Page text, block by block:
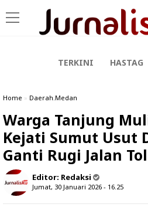
TERKINI HASTAG
Home » Daerah.Medan
Warga Tanjung
Kejati Sumut Usut
Ganti Rugi Jalan
Editor: Redaksi
Jumat, 30 Januari 2026 - 16.25